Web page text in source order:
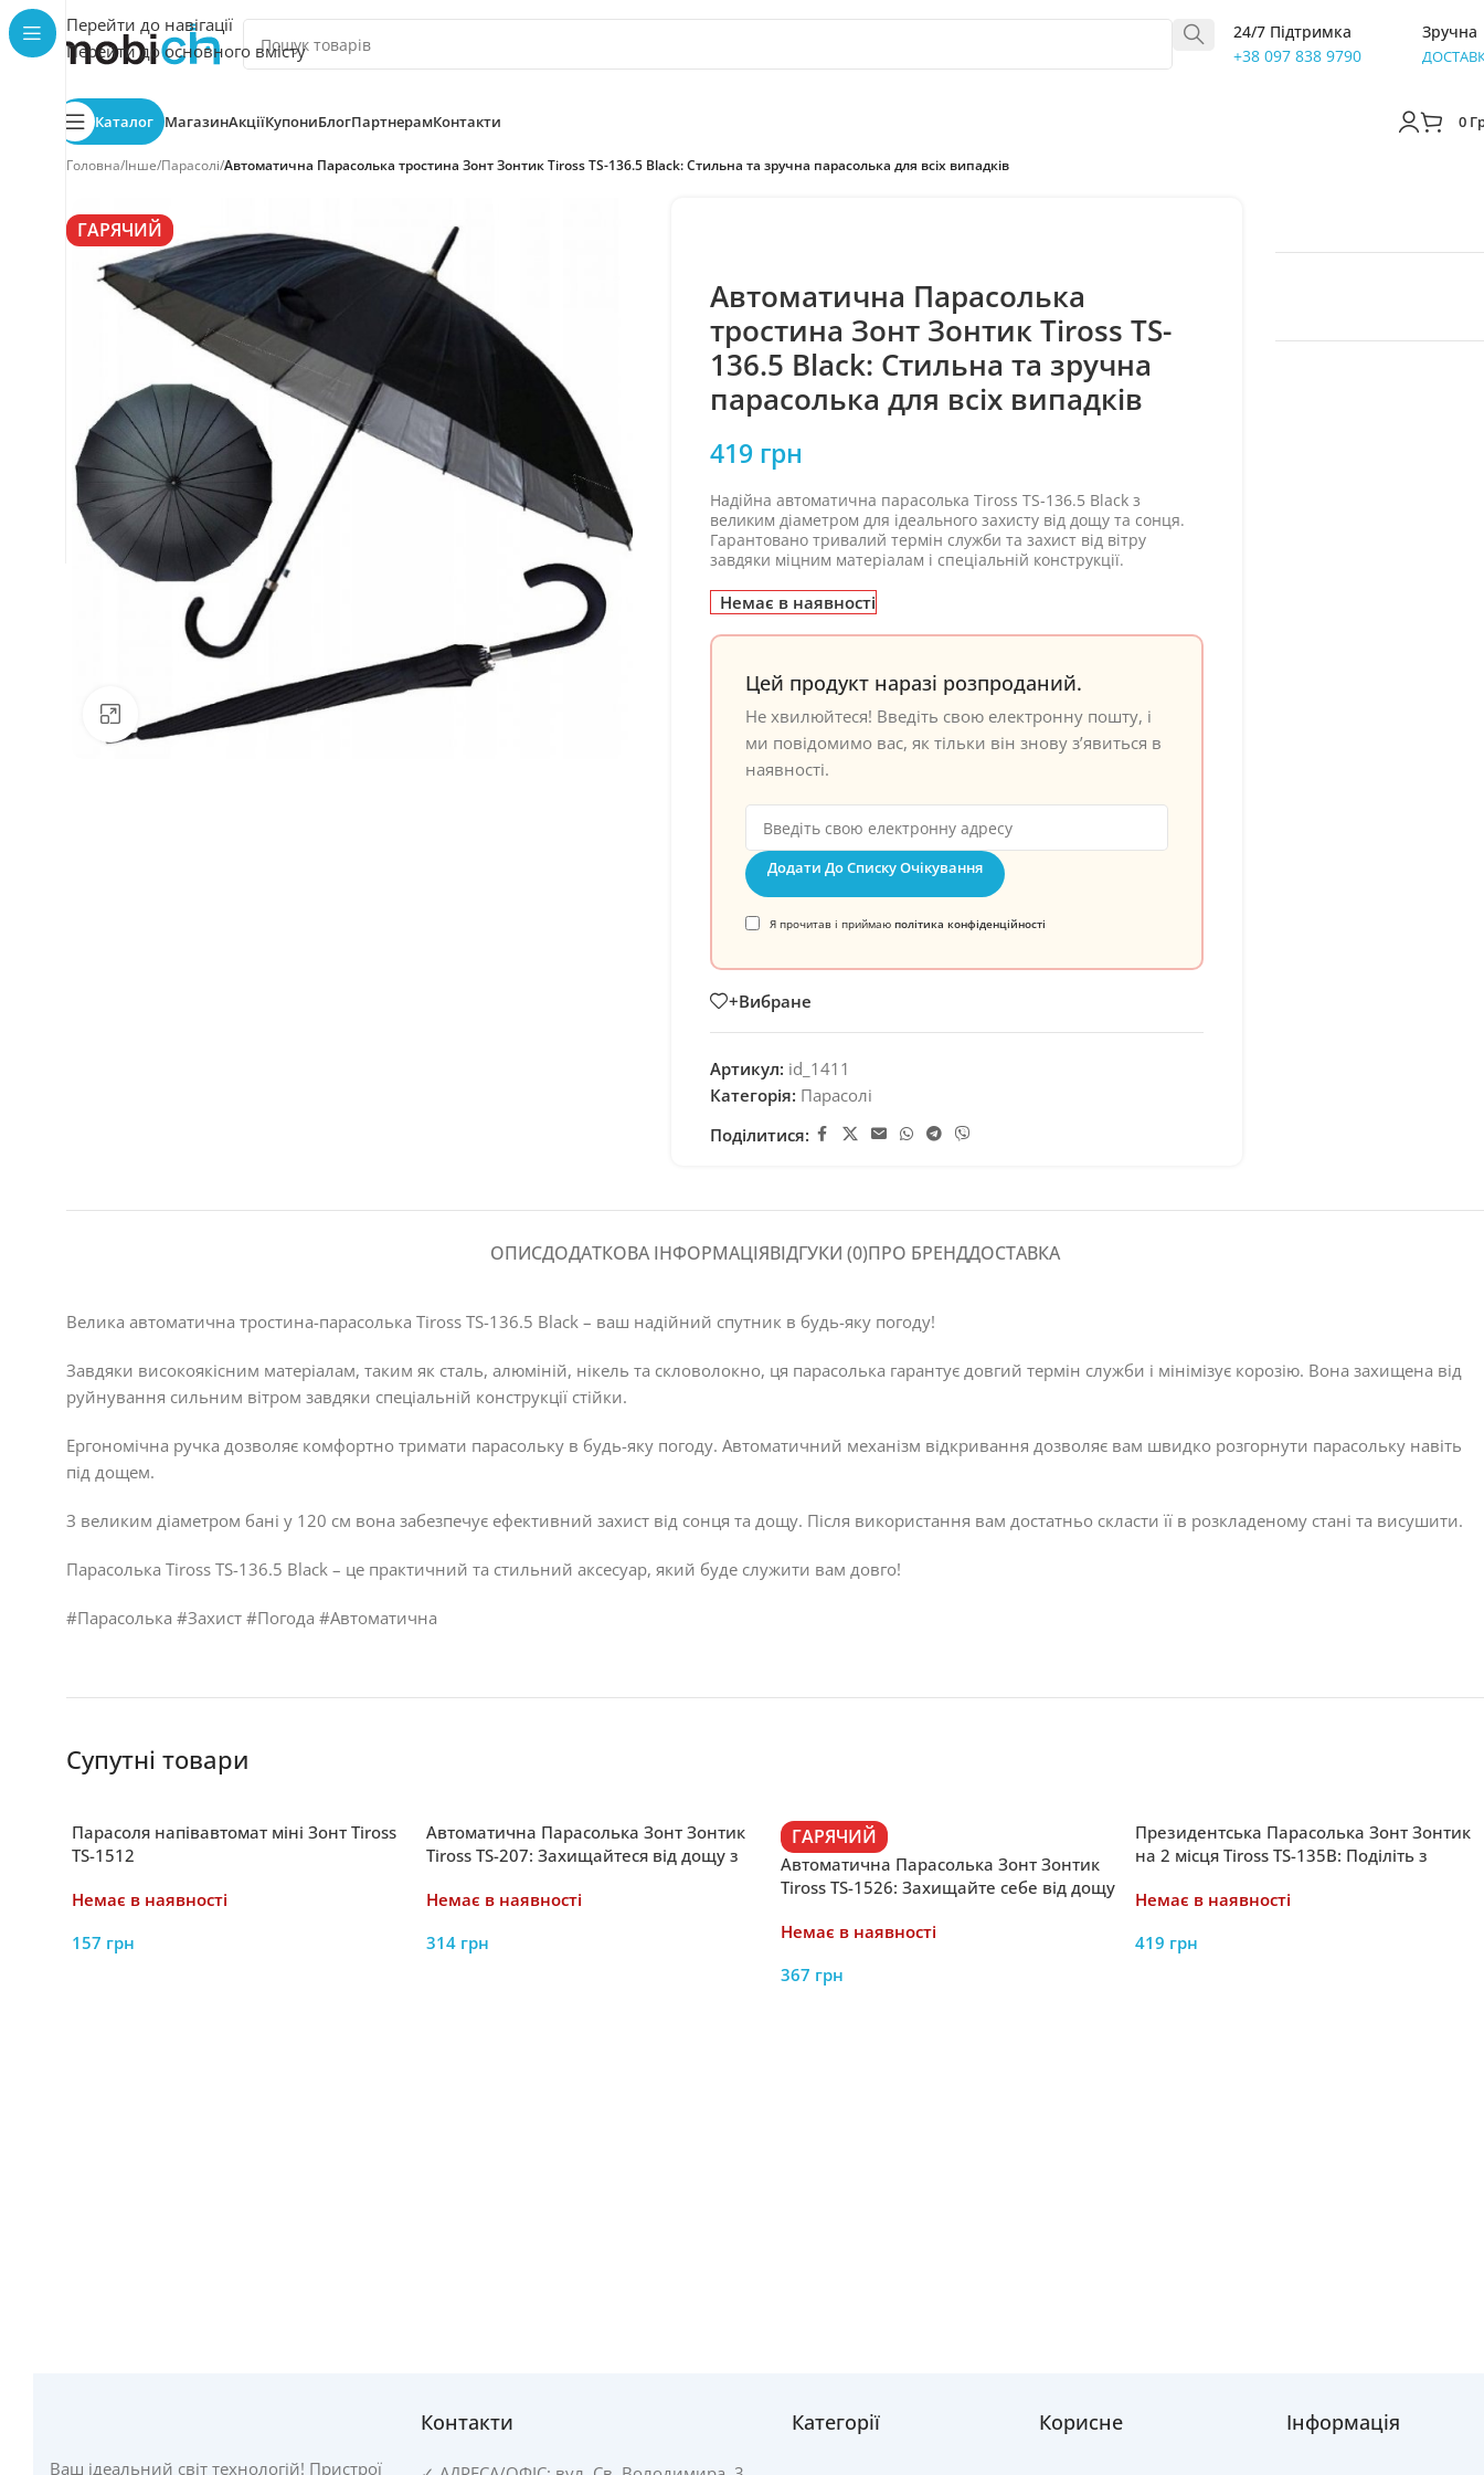
Перейти до навігації
Перейти до основного вмісту
24/7 Підтримка
+38 097 838 9790
Зручна
Каталог МагазинАкціїКупониБлогПартнерамКонтакти 0
Головна/Інше/Парасолі/Автоматична Парасолька тростина Зонт Зонтик Tiross TS-136.5 Black: Стильна та зручна парасолька для всіх випадків
ГАРЯЧИЙ
Натисніть, щоб збільшити
Автоматична Парасолька
тростина Зонт Зонтик Tiross TS-
136.5 Black: Стильна та зручна
парасолька для всіх випадків
419 грн
Надійна автоматична парасолька Tiross TS-136.5 Black з
великим діаметром для ідеального захисту від дощу та сонця.
Гарантовано тривалий термін служби та захист від вітру
завдяки міцним матеріалам і спеціальній конструкції.
Немає в наявності
Цей продукт наразі розпроданий.
Не хвилюйтеся! Введіть свою електронну пошту, і
ми повідомимо вас, як тільки він знову з’явиться в
наявності.
Додати До Списку Очікування
Я прочитав і приймаю політика конфіденційності
+Вибране
Артикул: id_1411
Категорія: Парасолі
Поділитися:
ОПИСДОДАТКОВА ІНФОРМАЦІЯВІДГУКИ (0)ПРО БРЕНДДОСТАВКА
Велика автоматична тростина-парасолька Tiross TS-136.5 Black – ваш надійний спутник в будь-яку погоду!
Завдяки високоякісним матеріалам, таким як сталь, алюміній, нікель та скловолокно, ця парасолька гарантує довгий термін служби і мінімізує корозію. Вона захищена від
руйнування сильним вітром завдяки спеціальній конструкції стійки.
Ергономічна ручка дозволяє комфортно тримати парасольку в будь-яку погоду. Автоматичний механізм відкривання дозволяє вам швидко розгорнути парасольку навіть
під дощем.
З великим діаметром бані у 120 см вона забезпечує ефективний захист від сонця та дощу. Після використання вам достатньо скласти її в розкладеному стані та висушити.
Парасолька Tiross TS-136.5 Black – це практичний та стильний аксесуар, який буде служити вам довго!
#Парасолька #Захист #Погода #Автоматична
Супутні товари
Парасоля напівавтомат міні Зонт Tiross
TS-1512
Немає в наявності
157 грн
Автоматична Парасолька Зонт Зонтик
Tiross TS-207: Захищайтеся від дощу з
Немає в наявності
314 грн
ГАРЯЧИЙ
Автоматична Парасолька Зонт Зонтик
Tiross TS-1526: Захищайте себе від дощу
рукою
Немає в наявності
367 грн
Президентська Парасолька Зонт Зонтик
на 2 місця Tiross TS-135B: Поділіть з
Немає в наявності
419 грн
Ваш ідеальний світ технологій! Пристрої
Контакти Категорії Корисне Інформація